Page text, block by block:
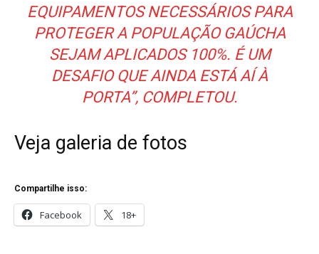
EQUIPAMENTOS NECESSÁRIOS PARA
PROTEGER A POPULAÇÃO GAÚCHA
SEJAM APLICADOS 100%. É UM
DESAFIO QUE AINDA ESTÁ AÍ À
PORTA”, COMPLETOU.
Veja galeria de fotos
Compartilhe isso:
Facebook 18+